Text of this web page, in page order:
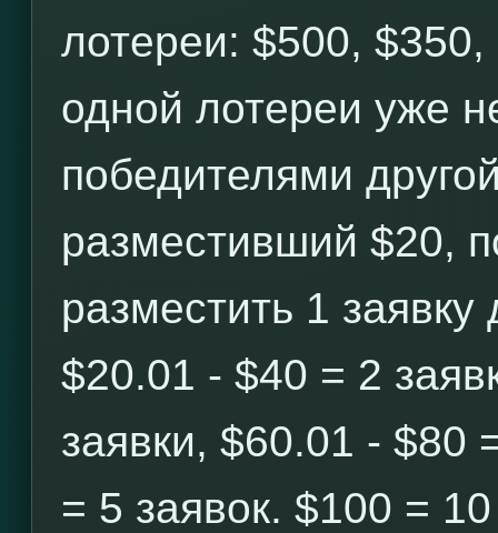
лотереи: $500,
одной лотереи уже
победителями
разместивший $20,
разместить 1
$20.01 - $40 = 2
заявки, $60.01 - $80
= 5 заявок. $100 =